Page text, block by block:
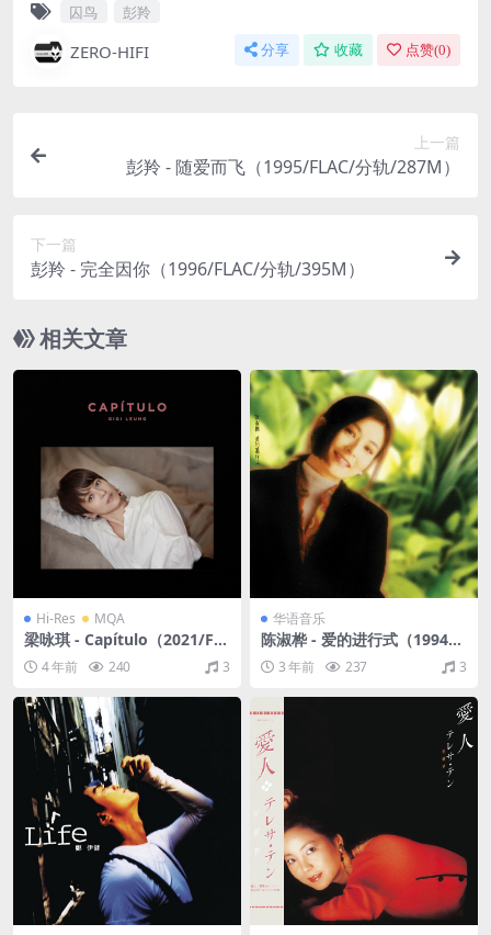
囚鸟 彭羚
ZERO-HIFI 分享 收藏 点赞(0)
上一篇
彭羚 - 随爱而飞（1995/FLAC/分轨/287M）
下一篇
彭羚 - 完全因你（1996/FLAC/分轨/395M）
相关文章
Hi-Res MQA
梁咏琪 - Capítulo（2021/FL
AC/EP分轨/240M） (MQA/2
4bit/48kHz)
4 年前 240 3
华语音乐
陈淑桦 - 爱的进行式（1994/F
LAC/分轨/306M）
3 年前 237 3